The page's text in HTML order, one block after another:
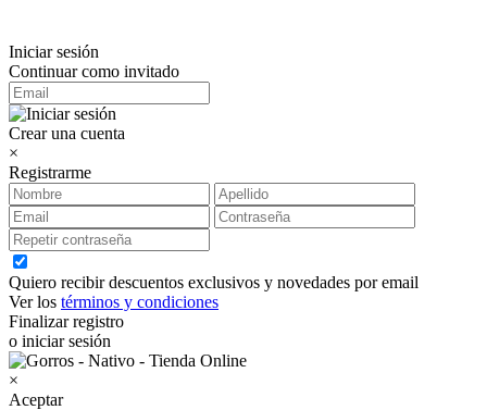
Iniciar sesión
Continuar como invitado
Crear una cuenta
×
Registrarme
Quiero recibir descuentos exclusivos y novedades por email
Ver los términos y condiciones
Finalizar registro
o iniciar sesión
×
Aceptar